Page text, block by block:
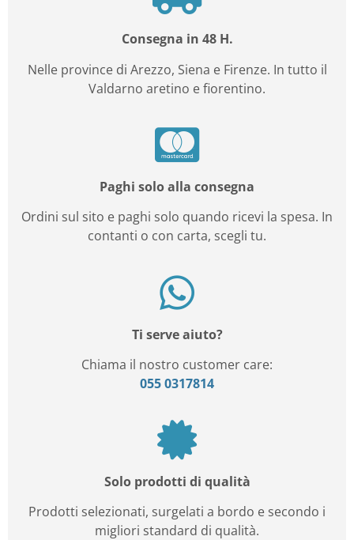
Consegna in 48 H.
Nelle province di Arezzo, Siena e Firenze. In tutto il
Valdarno aretino e fiorentino.
Paghi solo alla consegna
Ordini sul sito e paghi solo quando ricevi la spesa. In
contanti o con carta, scegli tu.
Ti serve aiuto?
Chiama il nostro customer care:
055 0317814
Solo prodotti di qualità
Prodotti selezionati, surgelati a bordo e secondo i
migliori standard di qualità.